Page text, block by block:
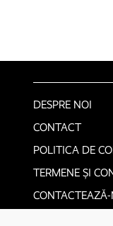
DESPRE NOI
CONTACT
POLITICA DE
TERMENE ȘI